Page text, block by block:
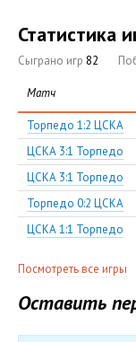
Статистика
Сыграно игр 82
Матч
Торпедо 1:2 ЦСКА
ЦСКА 3:1 Торпедо
ЦСКА 3:1 Торпедо
Торпедо 0:2 ЦСКА
ЦСКА 1:1 Торпедо
Посмотреть все игры
Оставить